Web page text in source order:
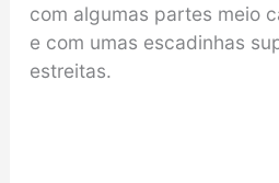
com algumas partes meio
e com umas escadinhas
estreitas.